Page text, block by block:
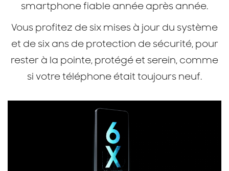
smartphone fiable année après année.
Vous profitez de six mises à jour du système
et de six ans de protection de sécurité, pour
rester à la pointe, protégé et serein, comme
si votre téléphone était toujours neuf.